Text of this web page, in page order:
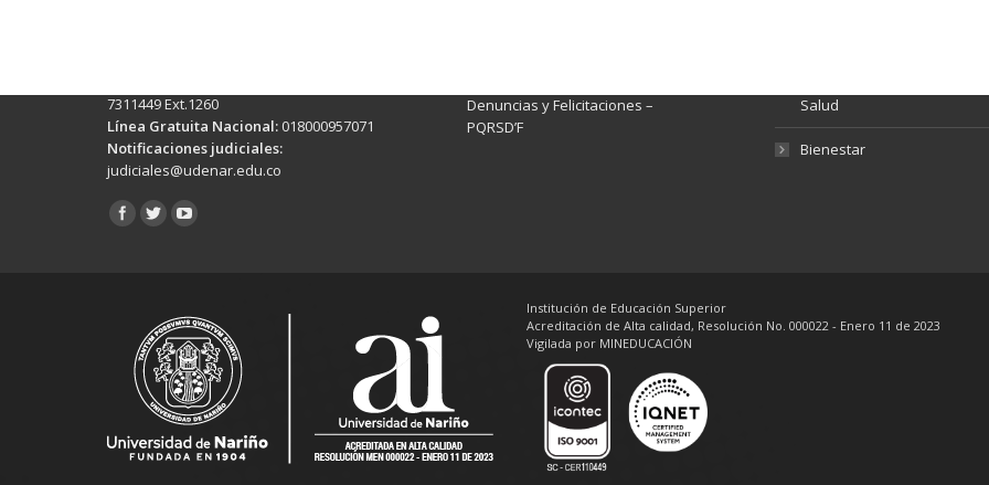
7311449 Ext.1260
Línea Gratuita Nacional: 018000957071
Notificaciones judiciales:
judiciales@udenar.edu.co
Encuéntranos en:
Denuncias y Felicitaciones –
PQRSD’F
Salud
Bienestar
Institución de Educación Superior
Acreditación de Alta calidad, Resolución No. 000022 - Enero 11 de 2023
Vigilada por MINEDUCACIÓN